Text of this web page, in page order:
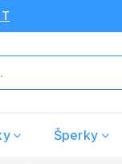
Šperky